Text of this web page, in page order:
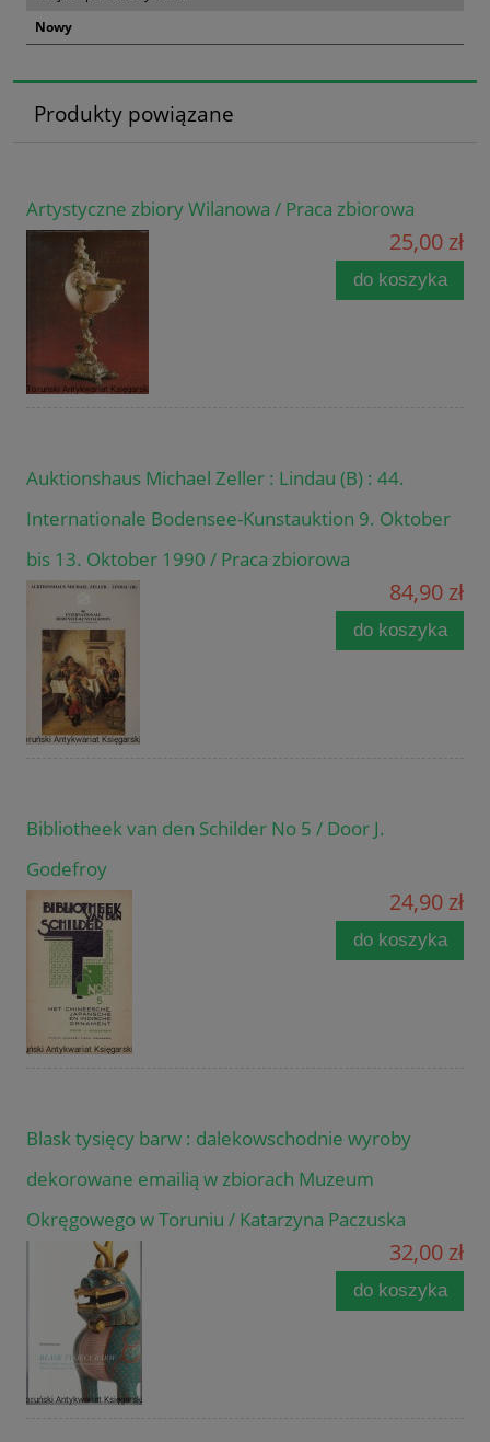
Nowy
Produkty powiązane
Artystyczne zbiory Wilanowa / Praca zbiorowa
25,00 zł
do koszyka
Auktionshaus Michael Zeller : Lindau (B) : 44.
Internationale Bodensee-Kunstauktion 9. Oktober
bis 13. Oktober 1990 / Praca zbiorowa
84,90 zł
do koszyka
Bibliotheek van den Schilder No 5 / Door J.
Godefroy
24,90 zł
do koszyka
Blask tysięcy barw : dalekowschodnie wyroby
dekorowane emailią w zbiorach Muzeum
Okręgowego w Toruniu / Katarzyna Paczuska
32,00 zł
do koszyka